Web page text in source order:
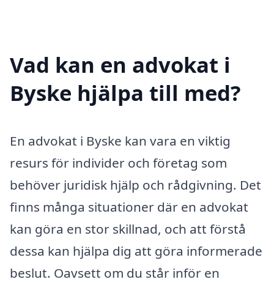
Vad kan en advokat i
Byske hjälpa till med?
En advokat i Byske kan vara en viktig
resurs för individer och företag som
behöver juridisk hjälp och rådgivning. Det
finns många situationer där en advokat
kan göra en stor skillnad, och att förstå
dessa kan hjälpa dig att göra informerade
beslut. Oavsett om du står inför en